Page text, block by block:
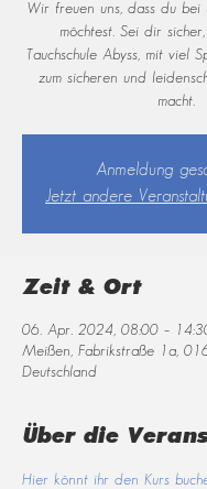
Wir freuen uns, dass du bei
möchtest. Sei dir
Tauchschule Abyss, mit viel
zum sicheren und
macht.
Anmeldung
Jetzt andere
Zeit & Ort
06. Apr. 2024, 08:00 –
Meißen, Fabrikstraße 1a,
Deutschland
Über die
Hier könnt ihr den Kurs